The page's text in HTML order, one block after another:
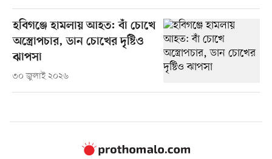
হবিগঞ্জে হামলায় আহত: বাঁ চোখে
অস্ত্রোপচার, ডান চোখের দৃষ্টিও
ঝাপসা
৩০ জুলাই ২০২৬